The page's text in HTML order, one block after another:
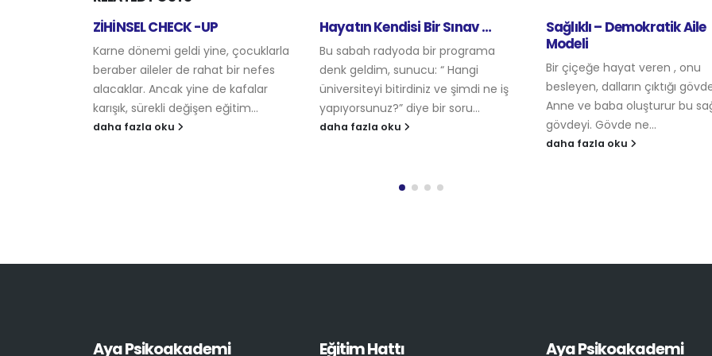
ZİHİNSEL CHECK -UP
Karne dönemi geldi yine, çocuklarla
beraber aileler de rahat bir nefes
alacaklar. Ancak yine de kafalar
karışık, sürekli değişen eğitim...
daha fazla oku
Hayatın Kendisi Bir Sınav …
Bu sabah radyoda bir programa
denk geldim, sunucu: “ Hangi
üniversiteyi bitirdiniz ve şimdi ne iş
yapıyorsunuz?” diye bir soru...
daha fazla oku
Sağlıklı – Demokratik Aile
Modeli
Bir çiçeğe hayat veren , onu
besleyen, dalların çıktığı
Anne ve baba oluşturur bu
gövdeyi. Gövde ne...
daha fazla oku
Aya Psikoakademi Eğitim Hattı Aya Psikoakademi